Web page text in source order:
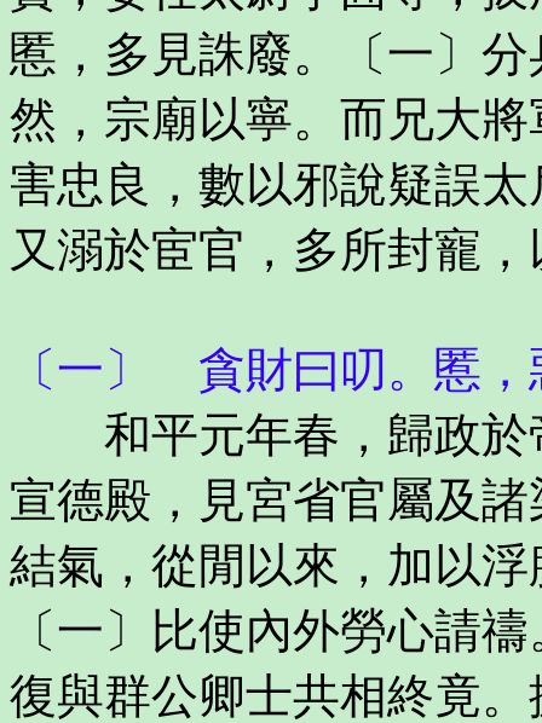
慝，多見誅廢。〔一〕
然，宗廟以寧。而兄大
害忠良，數以邪說疑誤
又溺於宦官，多所封寵
〔一〕 貪財曰叨。慝，
和平元年春，歸政於
宣德殿，見宮省官屬及
結氣，從閒以來，加以
〔一〕比使內外勞心請
復與群公卿士共相終竟